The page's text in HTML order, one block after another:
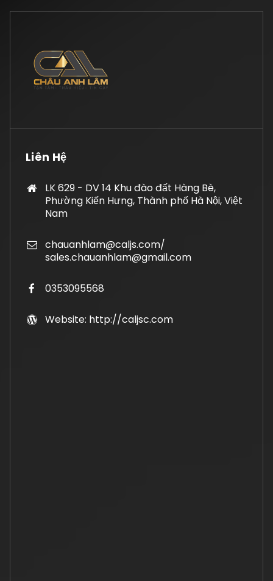
Liên Hệ
LK 629 - DV 14 Khu đào đất Hàng Bè,
Phường Kiến Hưng, Thành phố Hà Nội, Việt
Nam
chauanhlam@caljs.com/
sales.chauanhlam@gmail.com
0353095568
Website: http://caljsc.com